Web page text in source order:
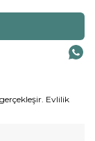
Evlilik